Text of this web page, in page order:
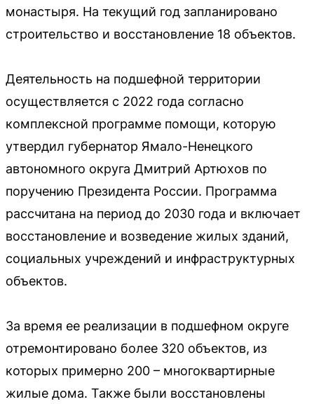
монастыря. На текущий год запланировано
строительство и восстановление 18 объектов.
Деятельность на подшефной территории
осуществляется с 2022 года согласно
комплексной программе помощи, которую
утвердил губернатор Ямало-Ненецкого
автономного округа Дмитрий Артюхов по
поручению Президента России. Программа
рассчитана на период до 2030 года и включает
восстановление и возведение жилых зданий,
социальных учреждений и инфраструктурных
объектов.
За время ее реализации в подшефном округе
отремонтировано более 320 объектов, из
которых примерно 200 – многоквартирные
жилые дома. Также были восстановлены